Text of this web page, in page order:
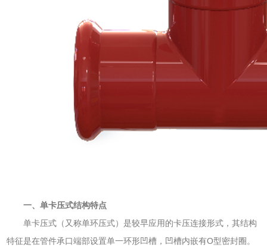
一、单卡压式结构特点
单卡压式（又称单环压式）是较早应用的卡压连接形式，其结构
特征是在管件承口端部设置单一环形凹槽，凹槽内嵌有O型密封圈。